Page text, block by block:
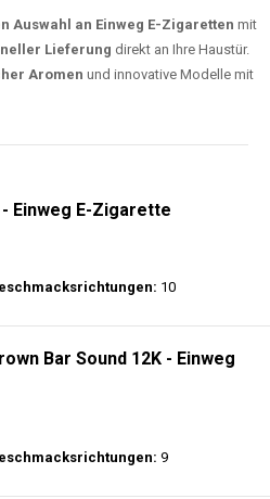
Auswahl an Einweg E-Zigaretten mit
Lieferung direkt an Ihre Haustür.
Aromen und innovative Modelle mit
Einweg E-Zigarette
10
Bar Sound 12K - Einweg
9